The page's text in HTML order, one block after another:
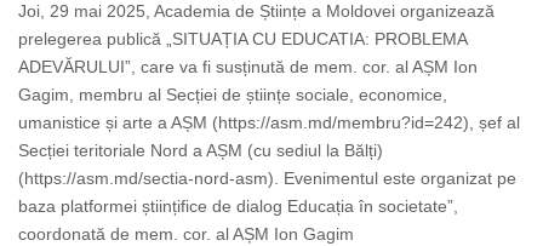
Joi, 29 mai 2025, Academia de Științe a Moldovei organizează
prelegerea publică „SITUAȚIA CU EDUCATIA: PROBLEMA
ADEVĂRULUI”, care va fi susținută de mem. cor. al AȘM Ion
Gagim, membru al Secției de științe sociale, economice,
umanistice și arte a AȘM (https://asm.md/membru?id=242), șef al
Secției teritoriale Nord a AȘM (cu sediul la Bălți)
(https://asm.md/sectia-nord-asm). Evenimentul este organizat pe
baza platformei științifice de dialog Educația în societate”,
coordonată de mem. cor. al AȘM Ion Gagim